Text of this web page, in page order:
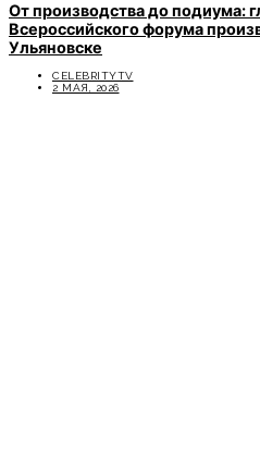
От производства до подиума:
Всероссийского форума
Ульяновске
CELEBRITYTV
2 МАЯ, 2026